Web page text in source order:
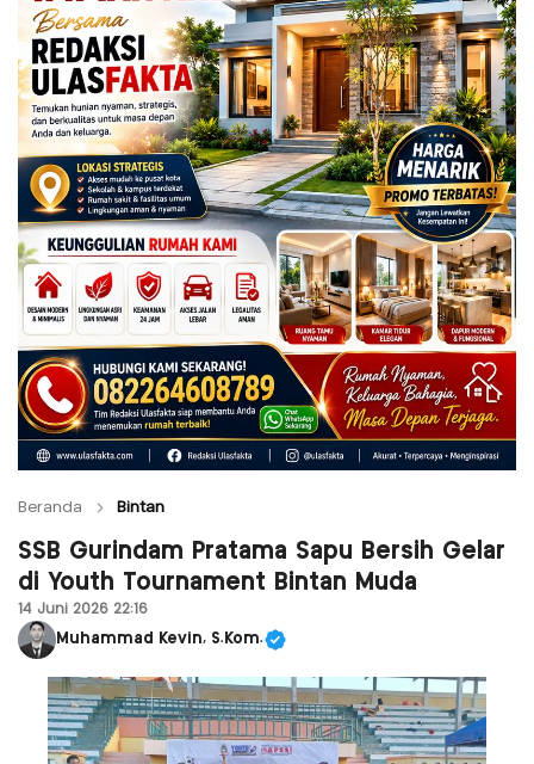
Beranda Bintan
SSB Gurindam Pratama Sapu Bersih Gelar
di Youth Tournament Bintan Muda
14 Juni 2026 22:16
Muhammad Kevin, S.Kom.